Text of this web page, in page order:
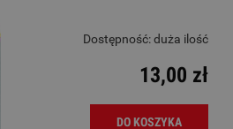
Dostępność:duża ilość
13,00 zł
DO KOSZYKA